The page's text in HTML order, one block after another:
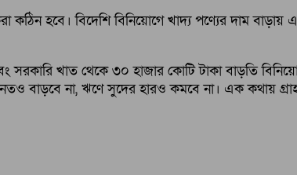
কঠিন হবে। বিদেশি বিনিয়োগে খাদ্য পণ্যের দাম
সরকারি খাত থেকে ৩০ হাজার কোটি টাকা বাড়তি
বাড়বে না, ঋণে সুদের হারও কমবে না। এক কথায়